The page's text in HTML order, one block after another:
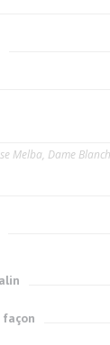
Melba, Dame